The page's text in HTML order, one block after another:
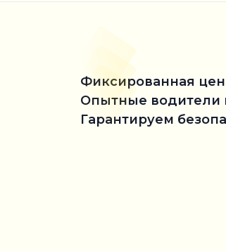
Фиксированная
Опытные водители
Гарантируем